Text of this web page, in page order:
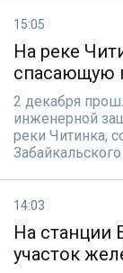
15:05
На реке
спасающую
2 декабря
инженерной
реки Читинка,
Забайкальского
14:03
На станции
участок